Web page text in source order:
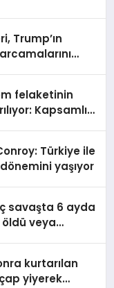
Trump’ın
felaketinin
Kapsamlı
Türkiye ile
yaşıyor
savaşta 6 ayda
öldü veya
kurtarılan
yiyerek